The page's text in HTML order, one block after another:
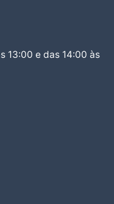
13:00 e das 14:00 às